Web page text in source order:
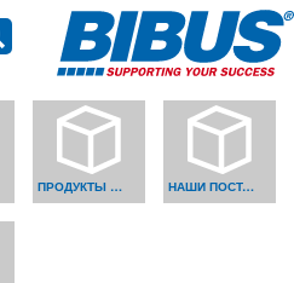
ПРОДУКТЫ И РЕШЕНИЯ НАШИ ПОСТАВЩИКИ